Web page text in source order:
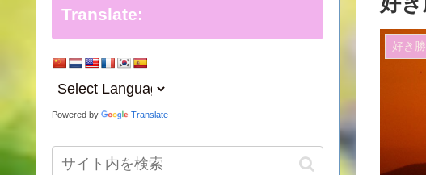
好き
Translate:
Powered by Translate